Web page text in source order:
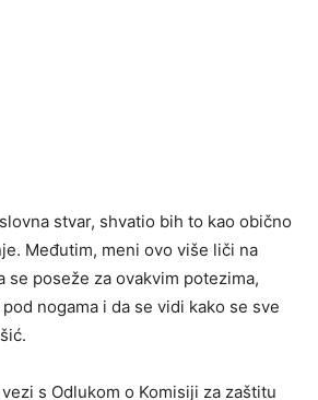
stvar, shvatio bih to kao obično
Međutim, meni ovo više liči na
se poseže za ovakvim potezima,
nogama i da se vidi kako se sve
s Odlukom o Komisiji za zaštitu